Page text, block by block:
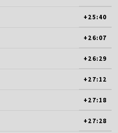
+25:40
+26:07
+26:29
+27:12
+27:18
+27:28